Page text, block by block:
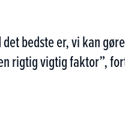
bedste er, vi kan
rigtig vigtig faktor”,